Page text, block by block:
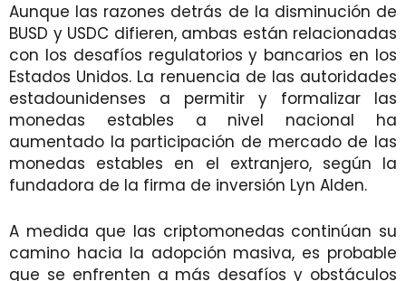
Aunque las razones detrás de la disminución de
BUSD y USDC difieren, ambas están relacionadas
con los desafíos regulatorios y bancarios en los
Estados Unidos. La renuencia de las autoridades
estadounidenses a permitir y formalizar las
monedas estables a nivel nacional ha
aumentado la participación de mercado de las
monedas estables en el extranjero, según la
fundadora de la firma de inversión Lyn Alden.
A medida que las criptomonedas continúan su
camino hacia la adopción masiva, es probable
que se enfrenten a más desafíos y obstáculos